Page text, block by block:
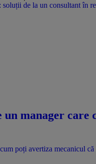
de la un consultant în
manager
poți avertiza mecanicul